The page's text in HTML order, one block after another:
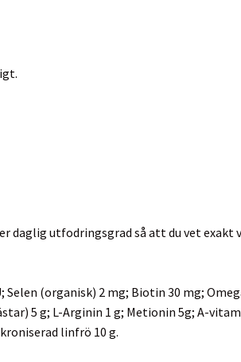
daglig utfodringsgrad så att du vet exakt
Selen (organisk) 2 mg; Biotin 30 mg;
5 g; L-Arginin 1 g; Metionin 5g; A-
linfrö 10 g.